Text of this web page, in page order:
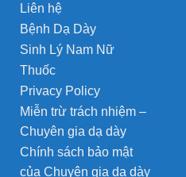
Liên hệ
Bệnh Dạ Dày
Sinh Lý Nam Nữ
Thuốc
Privacy Policy
Miễn trừ trách nhiệm –
Chuyên gia dạ dày
Chính sách bảo mật
của Chuyên gia dạ dày